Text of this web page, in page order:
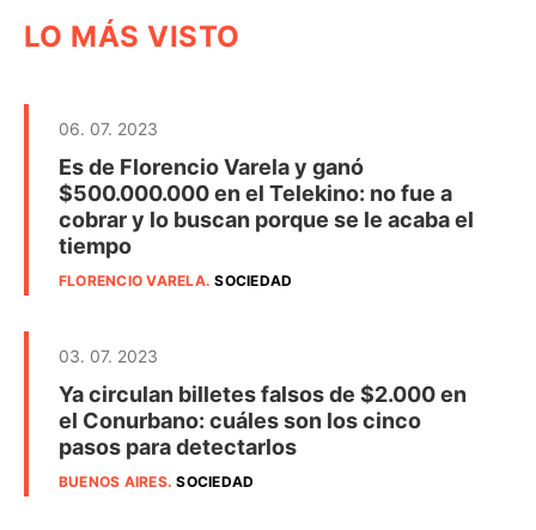
LO MÁS VISTO
06. 07. 2023
Es de Florencio Varela y ganó
$500.000.000 en el Telekino: no fue a
cobrar y lo buscan porque se le acaba el
tiempo
FLORENCIO VARELA.SOCIEDAD
03. 07. 2023
Ya circulan billetes falsos de $2.000 en
el Conurbano: cuáles son los cinco
pasos para detectarlos
BUENOS AIRES.SOCIEDAD